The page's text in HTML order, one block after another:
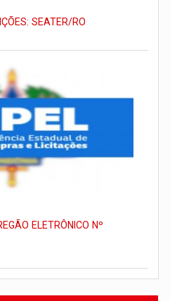
SEATER/RO
ELETRÔNICO Nº